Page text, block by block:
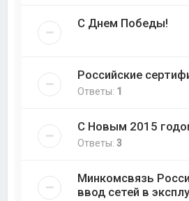
С Днем Победы!
Российские
Ответы: 1
С Новым 2015
Ответы:3
Минкомсвязь
ввод сетей в